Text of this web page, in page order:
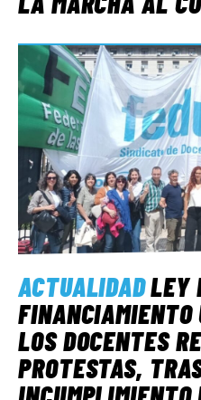
ACTUALIDADLEY
LOS DOCENTES
PROTESTAS,